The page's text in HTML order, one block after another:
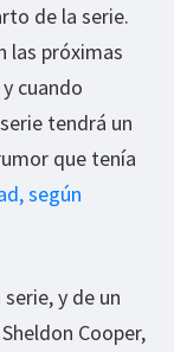
de la serie.
las próximas
cuando
tendrá un
que tenía
según
y de un
Cooper,